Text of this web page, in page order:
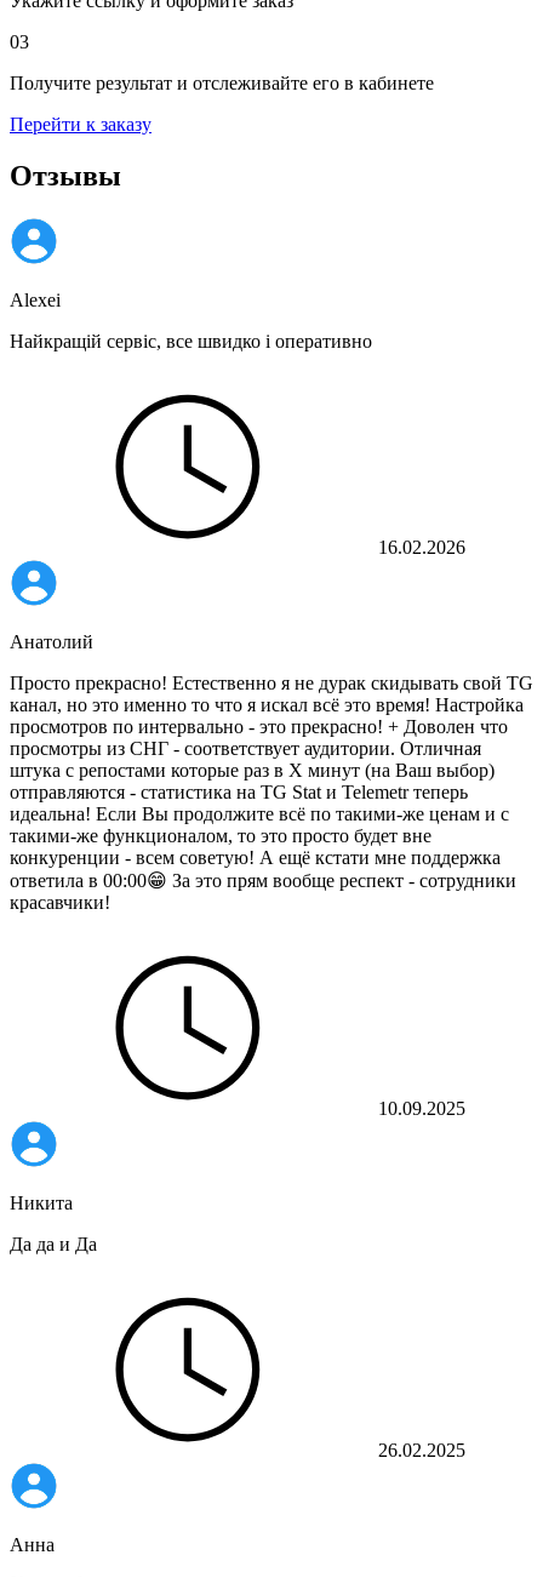
03
Получите результат и отслеживайте его в кабинете
Перейти к заказу
Отзывы
Alexei
Найкращій сервіс, все швидко і оперативно
16.02.2026
Анатолий
Просто прекрасно! Естественно я не дурак скидывать свой TG
канал, но это именно то что я искал всё это время! Настройка
просмотров по интервально - это прекрасно! + Доволен что
просмотры из СНГ - соответствует аудитории. Отличная
штука с репостами которые раз в Х минут (на Ваш выбор)
отправляются - статистика на TG Stat и Telemetr теперь
идеальна! Если Вы продолжите всё по такими-же ценам и с
такими-же функционалом, то это просто будет вне
конкуренции - всем советую! А ещё кстати мне поддержка
ответила в 00:00😁 За это прям вообще респект - сотрудники
красавчики!
10.09.2025
Никита
Да да и Да
26.02.2025
Анна